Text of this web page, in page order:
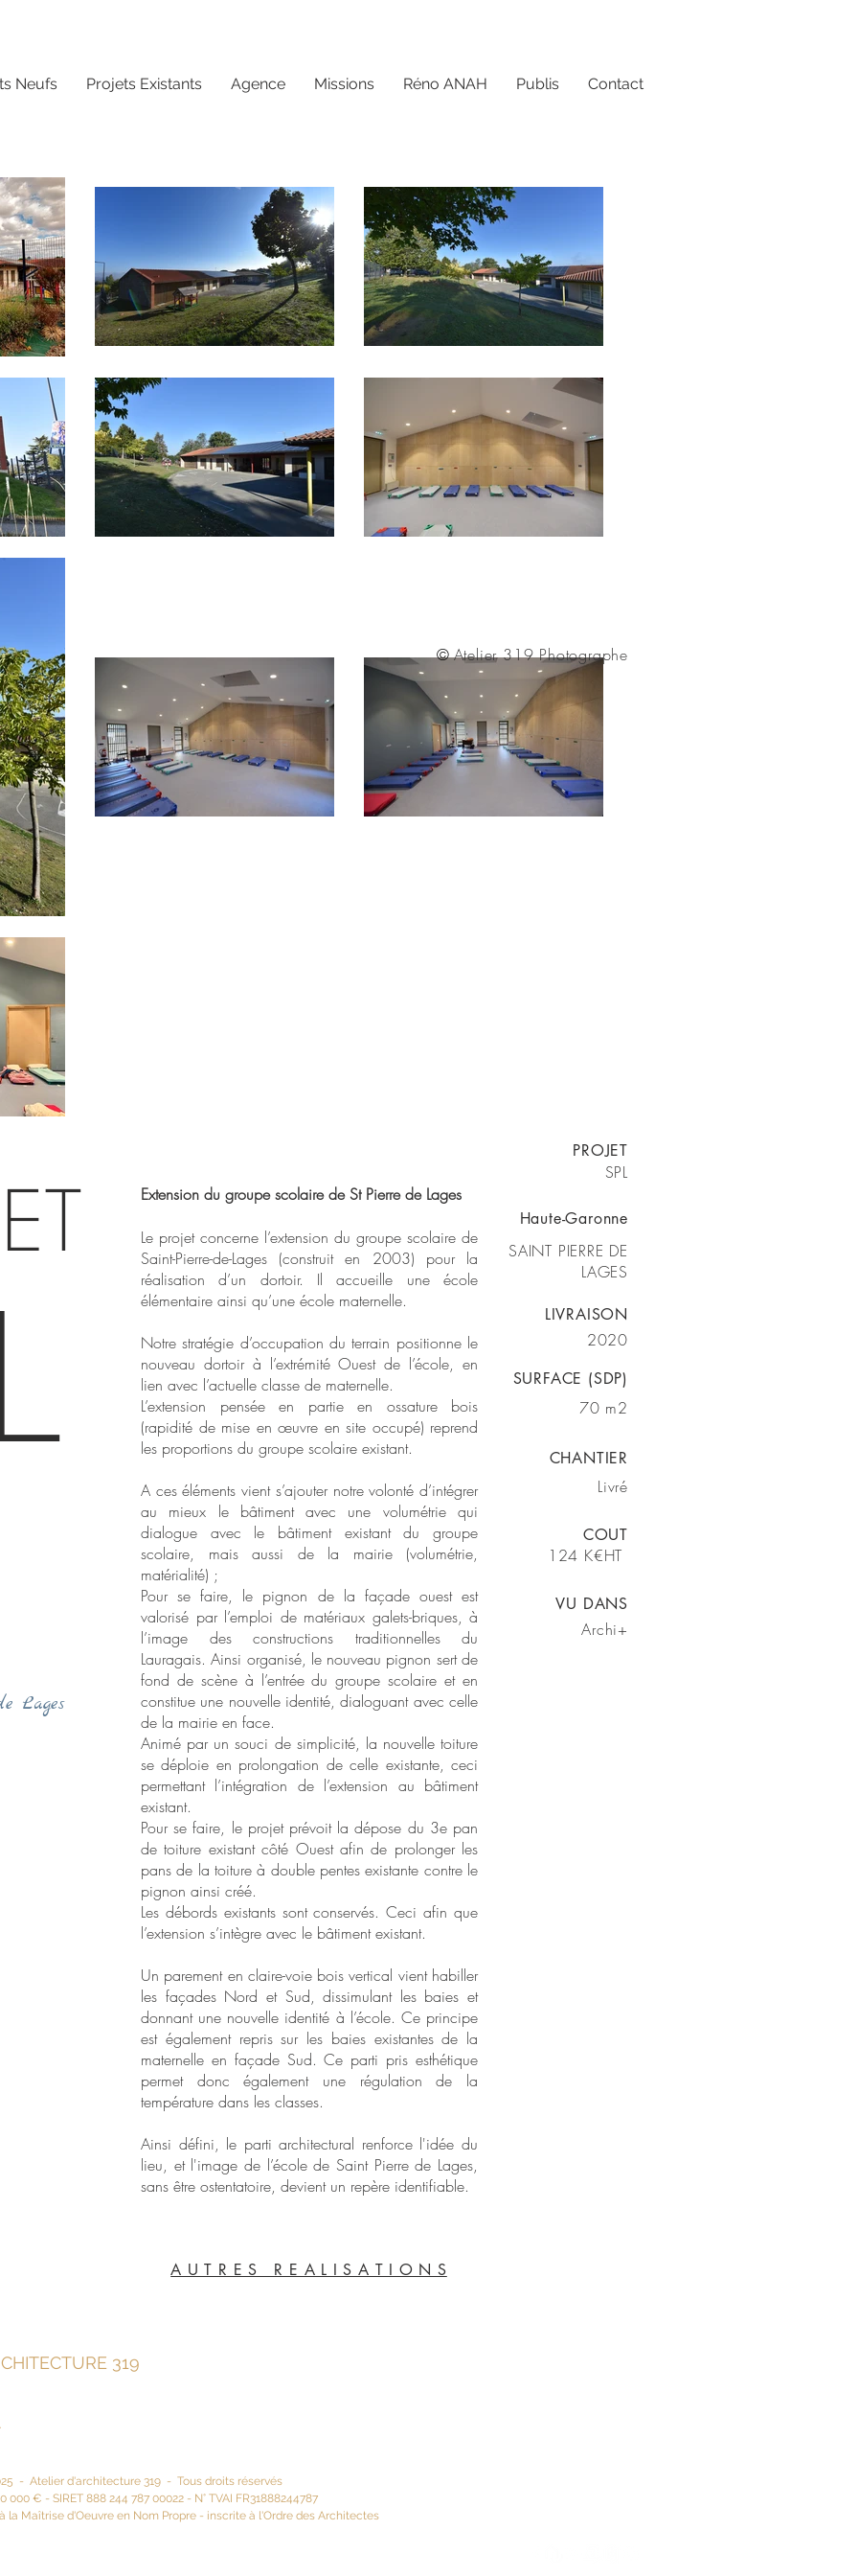
Neufs Projets Existants Agence Missions Réno ANAH Publis Contact
©Atelier 319 Photographe
PROJET
Lages
SPL
Extension du groupe scolaire de St Pierre de Lages
Le projet concerne l’extension du groupe scolaire de
Saint-Pierre-de-Lages (construit en 2003) pour la
réalisation d’un dortoir. Il accueille une école
élémentaire ainsi qu’une école maternelle.
Notre stratégie d’occupation du terrain positionne le
nouveau dortoir à l’extrémité Ouest de l’école, en
lien avec l’actuelle classe de maternelle.
L’extension pensée en partie en ossature bois
(rapidité de mise en œuvre en site occupé) reprend
les proportions du groupe scolaire existant.
A ces éléments vient s’ajouter notre volonté d’intégrer
au mieux le bâtiment avec une volumétrie qui
dialogue avec le bâtiment existant du groupe
scolaire, mais aussi de la mairie (volumétrie,
matérialité) ;
Pour se faire, le pignon de la façade ouest est
valorisé par l’emploi de matériaux galets-briques, à
l’image des constructions traditionnelles du
Lauragais. Ainsi organisé, le nouveau pignon sert de
fond de scène à l’entrée du groupe scolaire et en
constitue une nouvelle identité, dialoguant avec celle
de la mairie en face.
Animé par un souci de simplicité, la nouvelle toiture
se déploie en prolongation de celle existante, ceci
permettant l’intégration de l’extension au bâtiment
existant.
Pour se faire, le projet prévoit la dépose du 3e pan
de toiture existant côté Ouest afin de prolonger les
pans de la toiture à double pentes existante contre le
pignon ainsi créé.
Les débords existants sont conservés. Ceci afin que
l’extension s’intègre avec le bâtiment existant.
Un parement en claire-voie bois vertical vient habiller
les façades Nord et Sud, dissimulant les baies et
donnant une nouvelle identité à l’école. Ce principe
est également repris sur les baies existantes de la
maternelle en façade Sud. Ce parti pris esthétique
permet donc également une régulation de la
température dans les classes.
Ainsi défini, le parti architectural renforce l'idée du
lieu, et l'image de l’école de Saint Pierre de Lages,
sans être ostentatoire, devient un repère identifiable.
Haute-Garonne
SAINT PIERRE DE
LAGES
LIVRAISON
2020
SURFACE (SDP)
70 m2
CHANTIER
Livré
COUT
124 K€HT
VU DANS
Archi+
A U T R E S R E A L I S A T I O N S
319
- Atelier d'architecture 319 - Tous droits réservés
000 € - SIRET 888 244 787 00022 - N° TVAI FR31888244787
la Maîtrise d'Oeuvre en Nom Propre - inscrite à l'Ordre des Architectes